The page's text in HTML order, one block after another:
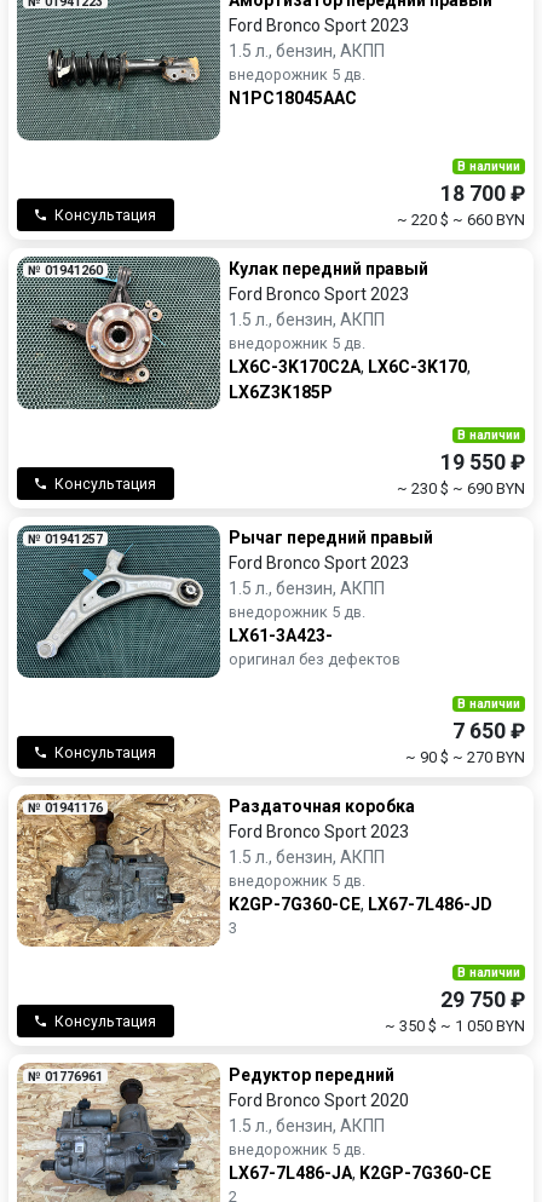
Ford Bronco Sport 2023
1.5 л., бензин, АКПП
внедорожник 5 дв.
N1PC18045AAC
Консультация
В наличии
18 700 ₽
~ 220 $ ~ 660 BYN
№ 01941260
Кулак передний правый
Ford Bronco Sport 2023
1.5 л., бензин, АКПП
внедорожник 5 дв.
LX6C-3K170C2A, LX6C-3K170,
LX6Z3K185P
Консультация
В наличии
19 550 ₽
~ 230 $ ~ 690 BYN
№ 01941257
Рычаг передний правый
Ford Bronco Sport 2023
1.5 л., бензин, АКПП
внедорожник 5 дв.
LX61-3A423-
оригинал без дефектов
Консультация
В наличии
7 650 ₽
~ 90 $ ~ 270 BYN
№ 01941176
Раздаточная коробка
Ford Bronco Sport 2023
1.5 л., бензин, АКПП
внедорожник 5 дв.
K2GP-7G360-CE, LX67-7L486-JD
3
Консультация
В наличии
29 750 ₽
~ 350 $ ~ 1 050 BYN
№ 01776961
Редуктор передний
Ford Bronco Sport 2020
1.5 л., бензин, АКПП
внедорожник 5 дв.
LX67-7L486-JA, K2GP-7G360-CE
2